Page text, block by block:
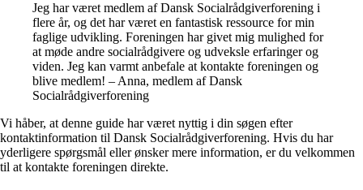
Jeg har været medlem af Dansk Socialrådgiverforening i
flere år, og det har været en fantastisk ressource for min
faglige udvikling. Foreningen har givet mig mulighed for
at møde andre socialrådgivere og udveksle erfaringer og
viden. Jeg kan varmt anbefale at kontakte foreningen og
blive medlem! – Anna, medlem af Dansk
Socialrådgiverforening
Vi håber, at denne guide har været nyttig i din søgen efter
kontaktinformation til Dansk Socialrådgiverforening. Hvis du har
yderligere spørgsmål eller ønsker mere information, er du velkommen
til at kontakte foreningen direkte.